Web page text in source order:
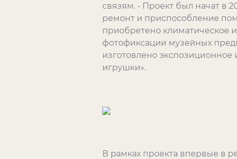
связям. - Проект был начат в
ремонт и приспособление
приобретено климатическое
фотофиксации музейных
изготовлено
игрушки».
В рамках проекта впервые в